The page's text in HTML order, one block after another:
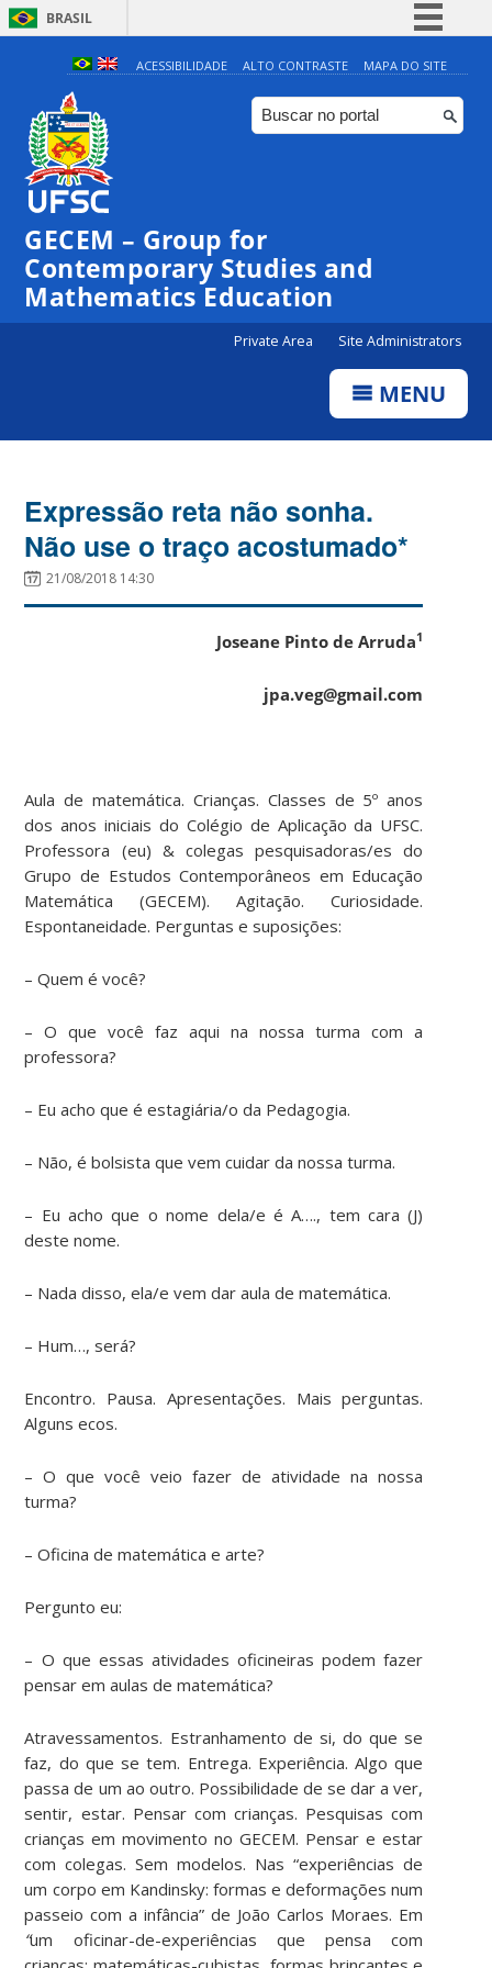
BRASIL
Simplifique!
Comunica BR
Participe
ACESSIBILIDADE ALTO CONTRASTE MAPA DO SITE
GECEM – Group for
Contemporary Studies and
Mathematics Education
Private Area Site Administrators
MENU
Expressão reta não sonha.
Não use o traço acostumado*
21/08/2018 14:30
Joseane Pinto de Arruda1
jpa.veg@gmail.com
Aula de matemática. Crianças. Classes de 5º anos
dos anos iniciais do Colégio de Aplicação da UFSC.
Professora (eu) & colegas pesquisadoras/es do
Grupo de Estudos Contemporâneos em Educação
Matemática (GECEM). Agitação. Curiosidade.
Espontaneidade. Perguntas e suposições:
– Quem é você?
– O que você faz aqui na nossa turma com a
professora?
– Eu acho que é estagiária/o da Pedagogia.
– Não, é bolsista que vem cuidar da nossa turma.
– Eu acho que o nome dela/e é A…., tem cara (J)
deste nome.
– Nada disso, ela/e vem dar aula de matemática.
– Hum…, será?
Encontro. Pausa. Apresentações. Mais perguntas.
Alguns ecos.
– O que você veio fazer de atividade na nossa
turma?
– Oficina de matemática e arte?
Pergunto eu:
– O que essas atividades oficineiras podem fazer
pensar em aulas de matemática?
Atravessamentos. Estranhamento de si, do que se
faz, do que se tem. Entrega. Experiência. Algo que
passa de um ao outro. Possibilidade de se dar a ver,
sentir, estar. Pensar com crianças. Pesquisas com
crianças em movimento no GECEM. Pensar e estar
com colegas. Sem modelos. Nas “experiências de
um corpo em Kandinsky: formas e deformações num
passeio com a infância” de João Carlos Moraes. Em
“um oficinar-de-experiências que pensa com